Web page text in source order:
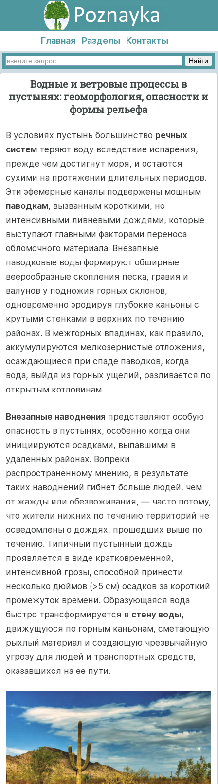
Главная Разделы Контакты
Водные и ветровые процессы в
пустынях: геоморфология, опасности и
формы рельефа
В условиях пустынь большинство речных
систем теряют воду вследствие испарения,
прежде чем достигнут моря, и остаются
сухими на протяжении длительных периодов.
Эти эфемерные каналы подвержены мощным
паводкам, вызванным короткими, но
интенсивными ливневыми дождями, которые
выступают главными факторами переноса
обломочного материала. Внезапные
паводковые воды формируют обширные
веерообразные скопления песка, гравия и
валунов у подножия горных склонов,
одновременно эродируя глубокие каньоны с
крутыми стенками в верхних по течению
районах. В межгорных впадинах, как правило,
аккумулируются мелкозернистые отложения,
осаждающиеся при спаде паводков, когда
вода, выйдя из горных ущелий, разливается по
открытым котловинам.
Внезапные наводнения представляют особую
опасность в пустынях, особенно когда они
инициируются осадками, выпавшими в
удаленных районах. Вопреки
распространенному мнению, в результате
таких наводнений гибнет больше людей, чем
от жажды или обезвоживания, — часто потому,
что жители нижних по течению территорий не
осведомлены о дождях, прошедших выше по
течению. Типичный пустынный дождь
проявляется в виде кратковременной,
интенсивной грозы, способной принести
несколько дюймов (>5 см) осадков за короткий
промежуток времени. Образующаяся вода
быстро трансформируется в стену воды,
движущуюся по горным каньонам, сметающую
рыхлый материал и создающую чрезвычайную
угрозу для людей и транспортных средств,
оказавшихся на ее пути.